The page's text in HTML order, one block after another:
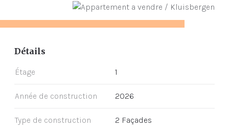
Détails
Étage 1
Année de construction 2026
Type de construction 2 Façades